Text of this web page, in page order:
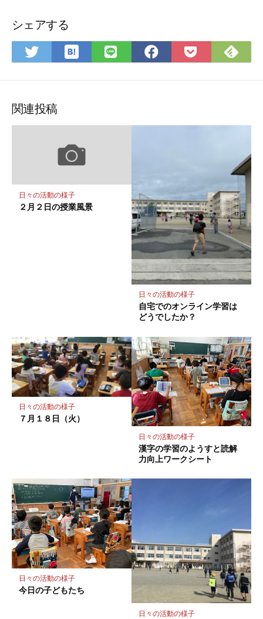
シェアする
Twitter
で
ア
は
て
ク
ー
ク
存
LINE
で
Facebook
で
Pocket
に
で
関連投稿
日々の活動の様子
２月２日の授業風景
日々の活動の様子
自宅でのオンライン学習は
どうでしたか？
日々の活動の様子
７月１８日（火）
日々の活動の様子
漢字の学習のようすと読解
力向上ワークシート
日々の活動の様子
今日の子どもたち
日々の活動の様子